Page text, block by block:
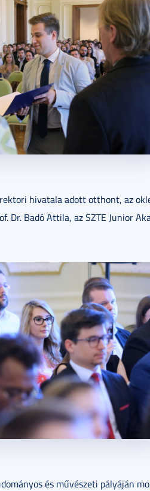
hivatala adott otthont, az
Dr. Badó Attila, az SZTE Junior
és művészeti pályáján